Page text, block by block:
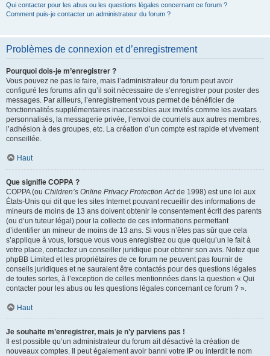
Qui contacter pour les abus ou les questions légales concernant ce forum ?
Comment puis-je contacter un administrateur du forum ?
Problèmes de connexion et d’enregistrement
Pourquoi dois-je m’enregistrer ?
Vous pouvez ne pas le faire, mais l’administrateur du forum peut avoir
configuré les forums afin qu’il soit nécessaire de s’enregistrer pour poster des
messages. Par ailleurs, l’enregistrement vous permet de bénéficier de
fonctionnalités supplémentaires inaccessibles aux invités comme les avatars
personnalisés, la messagerie privée, l’envoi de courriels aux autres membres,
l’adhésion à des groupes, etc. La création d’un compte est rapide et vivement
conseillée.
Haut
Que signifie COPPA ?
COPPA (ou Children’s Online Privacy Protection Actde 1998) est une loi aux
États-Unis qui dit que les sites Internet pouvant recueillir des informations de
mineurs de moins de 13 ans doivent obtenir le consentement écrit des parents
(ou d’un tuteur légal) pour la collecte de ces informations permettant
d’identifier un mineur de moins de 13 ans. Si vous n’êtes pas sûr que cela
s’applique à vous, lorsque vous vous enregistrez ou que quelqu’un le fait à
votre place, contactez un conseiller juridique pour obtenir son avis. Notez que
phpBB Limited et les propriétaires de ce forum ne peuvent pas fournir de
conseils juridiques et ne sauraient être contactés pour des questions légales
de toutes sortes, à l’exception de celles mentionnées dans la question « Qui
contacter pour les abus ou les questions légales concernant ce forum ? ».
Haut
Je souhaite m’enregistrer, mais je n’y parviens pas !
Il est possible qu’un administrateur du forum ait désactivé la création de
nouveaux comptes. Il peut également avoir banni votre IP ou interdit le nom